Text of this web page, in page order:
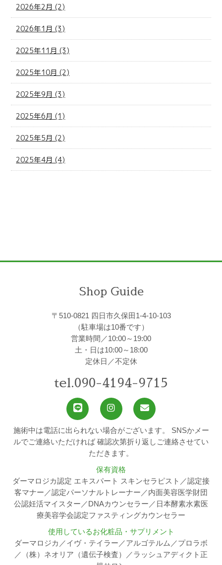
2026年2月 (2)
2026年1月 (3)
2025年11月 (3)
2025年10月 (2)
2025年9月 (3)
2025年6月 (1)
2025年5月 (2)
2025年4月 (4)
Shop Guide
〒510-0821 四日市久保田1-4-10-103
（駐車場は10番です）
営業時間／10:00～19:00
土・日は10:00～18:00
定休日／不定休
tel.090-4194-9715
施術中は電話に出られない場合がございます。
SNSかメー
ルでご連絡いただければ 確認次第折り返しご連絡させてい
ただきます。
保有資格
ダーマロジカ認定 エキスパート スキンセラピスト／認定接
客マナー／認定パーソナルトレーナー／内面美容医学財団
公認妊活マイスター／DNAカウンセラー／日本酵素水素医
療美容学会認定ファスティングカウンセラー
使用しているお化粧品・サプリメント
ダーマロジカ／イヴ・テイラー／アルゴテルム／プロラボ
／（株）ネオリア（遺伝子検査）／ラッシュアディクト正